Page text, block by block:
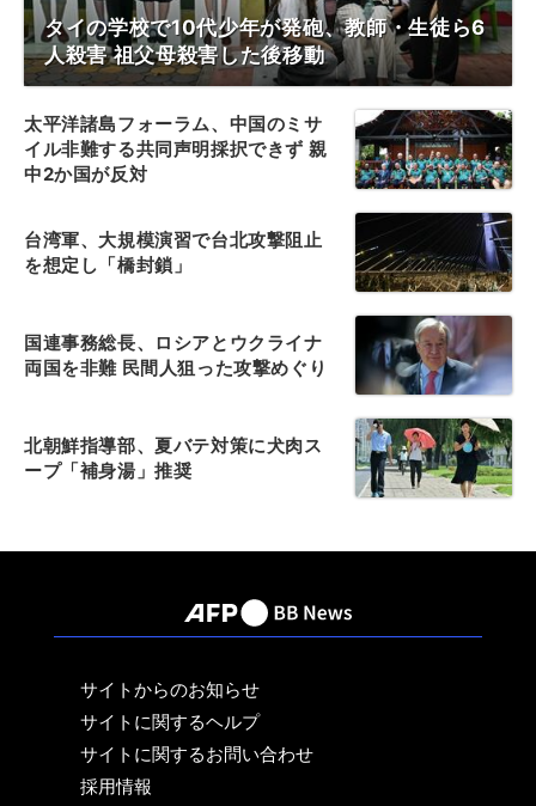
タイの学校で10代少年が発砲、教師・生徒ら6
人殺害 祖父母殺害した後移動
太平洋諸島フォーラム、中国のミサ
イル非難する共同声明採択できず 親
中2か国が反対
台湾軍、大規模演習で台北攻撃阻止
を想定し「橋封鎖」
国連事務総長、ロシアとウクライナ
両国を非難 民間人狙った攻撃めぐり
北朝鮮指導部、夏バテ対策に犬肉ス
ープ「補身湯」推奨
サイトからのお知らせ
サイトに関するヘルプ
サイトに関するお問い合わせ
採用情報